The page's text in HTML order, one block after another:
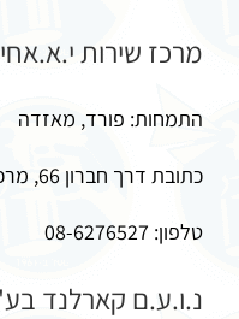
מרכז שירות
התמחות: פורד, מאזדה
כתובת דרך חברון 66, מרכז רד, באר שבע
טלפון: 08-6276527
נ.ו.ע.ם קארלנד